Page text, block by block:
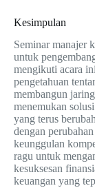
Kesimpulan
Seminar manajer
untuk
mengikuti acara
pengetahuan
membangun
menemukan
yang terus
dengan
keunggulan
ragu untuk
kesuksesan
keuangan yang